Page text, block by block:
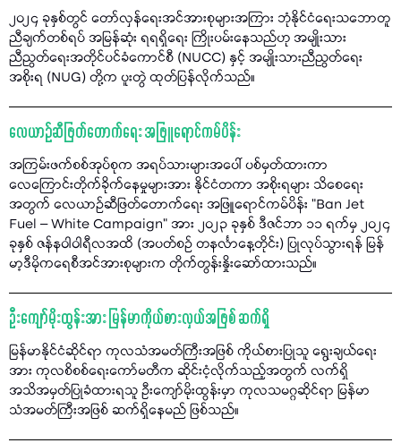
၂၀၂၄ ခုနှစ်တွင် တော်လှန်ရေးအင်အားစုများအကြား ဘုံနိုင်ငံရေးသဘောတူ
ညီချက်တစ်ရပ် အမြန်ဆုံး ရရရှိရေး ကြိုးပမ်းနေသည်ဟု အမျိုးသား
ညီညွတ်ရေးအတိုင်ပင်ခံကောင်စီ (NUCC) နှင့် အမျိုးသားညီညွတ်ရေး
အစိုးရ (NUG) တို့က ပူးတွဲ ထုတ်ပြန်လိုက်သည်။
လေယာဉ်ဆီဖြတ်တောက်ရေး အဖြူရောင်ကမ်ပိန်း
အကြမ်းဖက်စစ်အုပ်စုက အရပ်သားများအပေါ် ပစ်မှတ်ထားကာ
လေကြောင်းတိုက်ခိုက်နေမှုများအား နိုင်ငံတကာ အစိုးရများ သိစေရေး
အတွက် လေယာဉ်ဆီဖြတ်တောက်ရေး အဖြူရောင်ကမ်ပိန်း "Ban Jet
Fuel – White Campaign” အား ၂၀၂၃ ခုနှစ် ဒီဇင်ဘာ ၁၁ ရက်မှ ၂၀၂၄
ခုနှစ် ဇန်နဝါဝါရီလအထိ (အပတ်စဉ် တနင်္လာနေ့တိုင်း) ပြုလုပ်သွားရန် မြန်
မာ့ဒီမိုကရေစီအင်အားစုများက တိုက်တွန်းနှိုးဆော်ထားသည်။
ဦးကျော်မိုးထွန်းအား မြန်မာကိုယ်စားလှယ်အဖြစ် ဆက်ရှိ
မြန်မာနိုင်ငံဆိုင်ရာ ကုလသံအမတ်ကြီးအဖြစ် ကိုယ်စားပြုသူ ရွေးချယ်ရေး
အား ကုလစိစစ်ရေးကော်မတီက ဆိုင်းငံ့လိုက်သည့်အတွက် လက်ရှိ
အသိအမှတ်ပြုခံထားရသူ ဦးကျော်မိုးထွန်းမှာ ကုလသမဂ္ဂဆိုင်ရာ မြန်မာ
သံအမတ်ကြီးအဖြစ် ဆက်ရှိနေမည် ဖြစ်သည်။